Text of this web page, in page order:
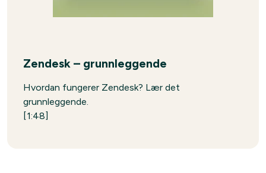
Zendesk – grunnleggende
Hvordan fungerer Zendesk? Lær det
grunnleggende.
[1:48]